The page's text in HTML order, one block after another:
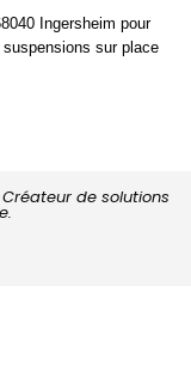
Ingersheim pour
sur place
de solutions